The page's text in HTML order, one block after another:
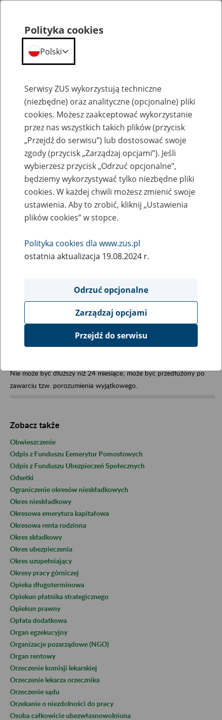
Słownik
Słownik
Okres delegowania
Nie może być dłuższy niż 24 miesiące; może być przedłużony po
zawarciu tzw. porozumienia wyjątkowego.
Zobacz także
Obwieszczenie
Odpis z Funduszu Eemerytur Pomostowych
Odpis z Funduszu Ubezpieczeń Społecznych
Odsetki
Ograniczenie okresów nieskładkowych
Okres nieskładkowy
Okresowa emerytura kapitałowa
Okresowa renta rodzinna
Okres składkowy
Okres ubezpieczenia
Okres uzupełniający
Okresy pracy górniczej
Opieka długoterminowa
Opiekun płatnika strategicznego
Opiekun prawny
Opłata dodatkowa
Organ egzekucyjny
Organizacje pozarządowe (NGO)
Organ rentowy
Orzeczenie komisji lekarskiej
Orzeczenie lekarza orzecznika
Orzeczenie sądu
Orzekanie o niezdolności do pracy
Osoba całkowicie ubezwłasnowolniona
Polityka cookies
Polski
Serwisy ZUS wykorzystują techniczne
(niezbędne) oraz analityczne (opcjonalne) pliki
cookies. Możesz zaakceptować wykorzystanie
przez nas wszystkich takich plików (przycisk
„Przejdź do serwisu”) lub dostosować swoje
zgody (przycisk „Zarządzaj opcjami”). Jeśli
wybierzesz przycisk „Odrzuć opcjonalne”,
będziemy wykorzystywać tylko niezbędne pliki
cookies. W każdej chwili możesz zmienić swoje
ustawienia. Aby to zrobić, kliknij „Ustawienia
plików cookies” w stopce.
Polityka cookies dla www.zus.pl
ostatnia aktualizacja 19.08.2024 r.
Odrzuć opcjonalne
Zarządzaj opcjami
Przejdź do serwisu